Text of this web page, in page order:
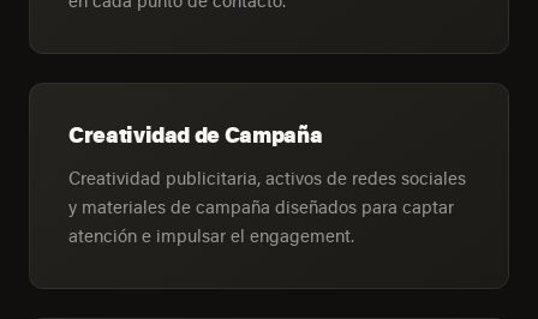
Creatividad de Campaña
Creatividad publicitaria, activos de redes sociales
y materiales de campaña diseñados para captar
atención e impulsar el engagement.